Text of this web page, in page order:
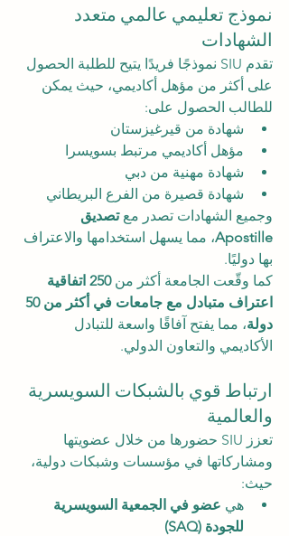
نموذج تعليمي عالمي متعدد
الشهادات
تقدم SIU نموذجًا فريدًا يتيح للطلبة الحصول
على أكثر من مؤهل أكاديمي، حيث يمكن
للطالب الحصول على:
شهادة من قيرغيزستان
مؤهل أكاديمي مرتبط بسويسرا
شهادة مهنية من دبي
شهادة قصيرة من الفرع البريطاني
وجميع الشهادات تصدر مع تصديق
Apostille، مما يسهل استخدامها والاعتراف
بها دوليًا.
كما وقّعت الجامعة أكثر من
250 اتفاقية
دولة، مما يفتح آفاقًا واسعة للتبادل
الأكاديمي والتعاون الدولي.
ارتباط قوي بالشبكات السويسرية
والعالمية
تعزز SIU حضورها من خلال عضويتها
ومشاركاتها في مؤسسات وشبكات دولية،
حيث:
هي عضو في الجمعية السويسرية
للجودة (SAQ)